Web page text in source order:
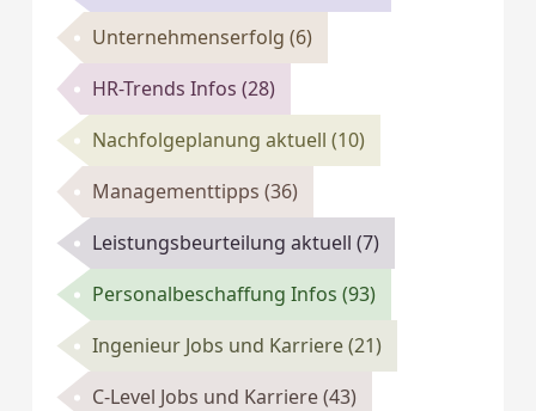
Unternehmenserfolg(6)
HR-Trends Infos(28)
Nachfolgeplanung aktuell(10)
Managementtipps(36)
Leistungsbeurteilung aktuell(7)
Personalbeschaffung Infos(93)
Ingenieur Jobs und Karriere(21)
C-Level Jobs und Karriere(43)